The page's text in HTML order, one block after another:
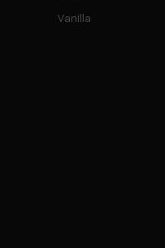
Vanilla